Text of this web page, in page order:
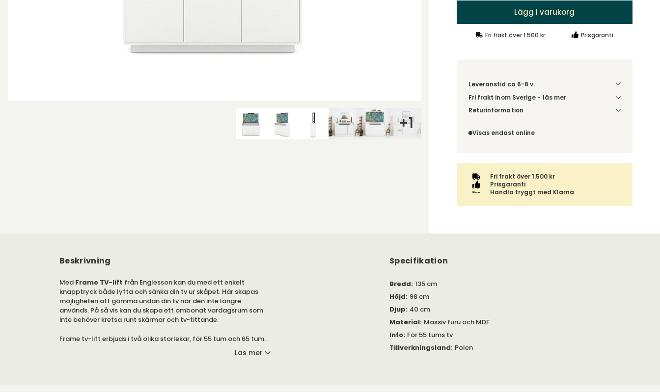
+1
Lägg i varukorg
Fri frakt över 1.500 kr Prisgaranti
Leveranstid ca 6-8 v.
Fri frakt inom Sverige - läs mer
Denna vara skickas till din port/tomtgräns. Innan
andra produkter skickas hela ordern tillsammans.
Returinformation
omfattas därför inte av ångerrätten.
Visas endast online
Fri frakt över 1.500 kr
Prisgaranti
Handla tryggt med Klarna
Beskrivning
Med Frame TV-lift från Englesson kan du med ett enkelt
knapptryck både lyfta och sänka din tv ur skåpet. Här skapas
möjligheten att gömma undan din tv när den inte längre
används. På så vis kan du skapa ett ombonat vardagsrum som
inte behöver kretsa runt skärmar och tv-tittande.
Frame tv-lift erbjuds i två olika storlekar, för 55 tum och 65 tum.
Frame tv-lift har en öppen hylla för en soundbar och tre dörrar.
Läs mer
Specifikation
Bredd: 135 cm
Höjd: 98 cm
Djup: 40 cm
Material: Massiv furu och MDF
Info: För 55 tums tv
Tillverkningsland: Polen